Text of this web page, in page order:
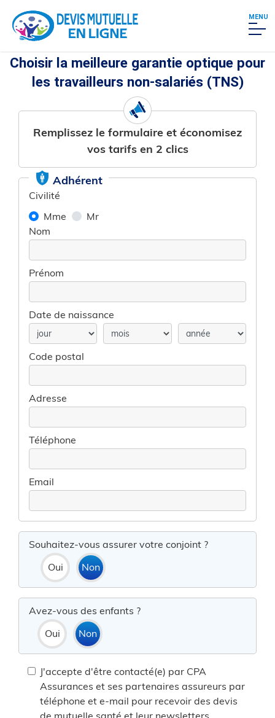
MENU
Choisir la meilleure garantie optique pour
les travailleurs non-salariés (TNS)